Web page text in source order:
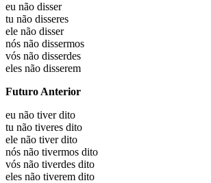
eu não disser
tu não disseres
ele não disser
nós não dissermos
vós não disserdes
eles não disserem
Futuro Anterior
eu não tiver dito
tu não tiveres dito
ele não tiver dito
nós não tivermos dito
vós não tiverdes dito
eles não tiverem dito